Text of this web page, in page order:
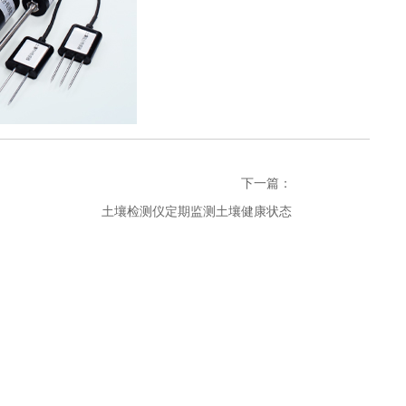
下一篇：
土壤检测仪定期监测土壤健康状态